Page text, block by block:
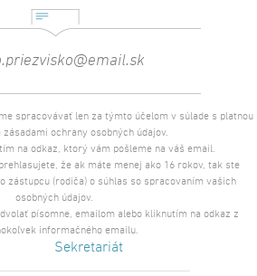
spracovávať len za týmto účelom v súlade s platnou
ochrany osobných údajov.
na odkaz, ktorý vám pošleme na váš email.
že ak máte menej ako 16 rokov, tak ste
zástupcu (rodiča) o súhlas so spracovaním vašich
osobných údajov.
písomne, emailom alebo kliknutím na odkaz z
informačného emailu.
Sekretariát